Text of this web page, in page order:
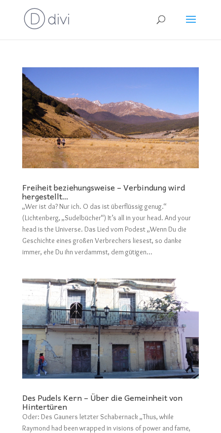
Freiheit beziehungsweise – Verbindung wird
hergestellt…
„Wer ist da? Nur ich. O das ist überflüssig genug.“
(Lichtenberg, „Sudelbücher“) It’s all in your head. And your
head is the Universe. Das Lied vom Podest „Wenn Du die
Geschichte eines großen Verbrechers liesest, so danke
immer, ehe Du ihn verdammst, dem gütigen...
Des Pudels Kern – Über die Gemeinheit von
Hintertüren
Oder: Des Gauners letzter Schabernack „Thus, while
Raymond had been wrapped in visions of power and fame,